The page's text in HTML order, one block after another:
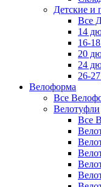
Детские и
Все
14
16-
20
24
26-
Велоформа
Все
Велотуфли
Все